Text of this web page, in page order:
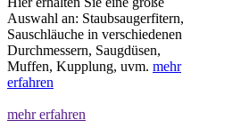
Auswahl an: Staubsaugerfitern,
Sauschläuche in verschiedenen
Durchmessern, Saugdüsen,
Muffen, Kupplung, uvm. mehr
erfahren
mehr erfahren